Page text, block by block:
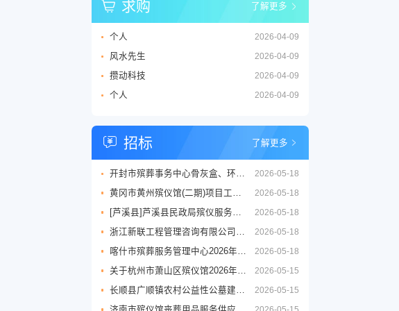
求购 了解更多
2026-04-09
个人
2026-04-09
风水先生
2026-04-09
攒动科技
2026-04-09
个人
招标 了解更多
2026-05-18
开封市殡葬事务中心骨灰盒、环保棺等丧葬用品供应商采购项目三标段招标公告
2026-05-18
黄冈市黄州殡仪馆(二期)项目工程设计服务竞争性磋商征求意见公告
2026-05-18
[芦溪县]芦溪县民政局殡仪服务劳务外包项目
2026-05-18
浙江新联工程管理咨询有限公司关于嘉兴市公墓2026年度铜质逝者铭牌制作服务项目的竞争性磋商公告
2026-05-18
喀什市殡葬服务管理中心2026年度殡葬用品采购项目公开招标公告
2026-05-15
关于杭州市萧山区殡仪馆2026年至2029年物业管理服务政府采购项目的公开招标公告
2026-05-15
长顺县广顺镇农村公益性公墓建设项目